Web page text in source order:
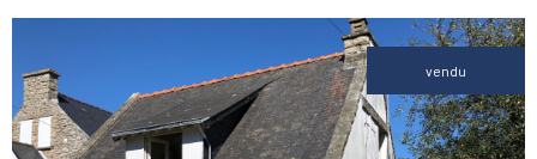
vendu